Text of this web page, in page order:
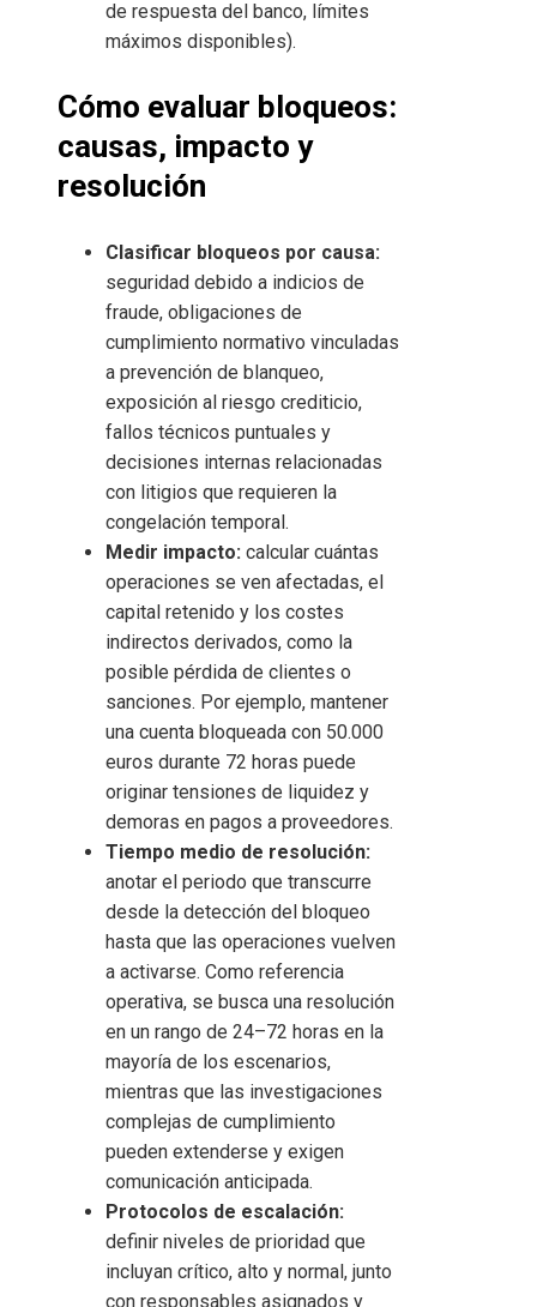
de respuesta del banco, límites
máximos disponibles).
Cómo evaluar bloqueos:
causas, impacto y
resolución
Clasificar bloqueos por causa:
seguridad debido a indicios de
fraude, obligaciones de
cumplimiento normativo vinculadas
a prevención de blanqueo,
exposición al riesgo crediticio,
fallos técnicos puntuales y
decisiones internas relacionadas
con litigios que requieren la
congelación temporal.
Medir impacto: calcular cuántas
operaciones se ven afectadas, el
capital retenido y los costes
indirectos derivados, como la
posible pérdida de clientes o
sanciones. Por ejemplo, mantener
una cuenta bloqueada con 50.000
euros durante 72 horas puede
originar tensiones de liquidez y
demoras en pagos a proveedores.
Tiempo medio de resolución:
anotar el periodo que transcurre
desde la detección del bloqueo
hasta que las operaciones vuelven
a activarse. Como referencia
operativa, se busca una resolución
en un rango de 24–72 horas en la
mayoría de los escenarios,
mientras que las investigaciones
complejas de cumplimiento
pueden extenderse y exigen
comunicación anticipada.
Protocolos de escalación:
definir niveles de prioridad que
incluyan crítico, alto y normal, junto
con responsables asignados y